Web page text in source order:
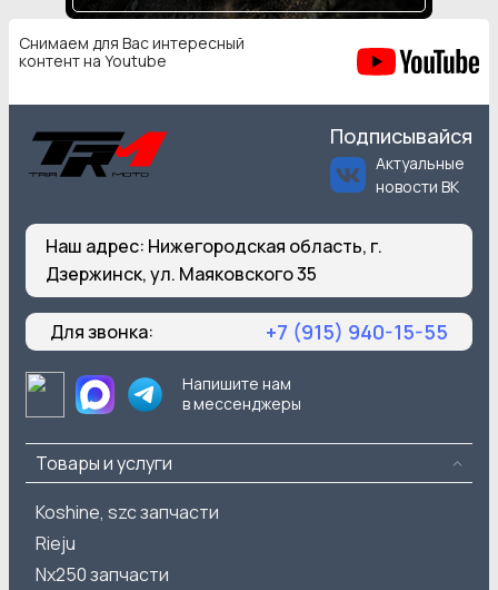
Снимаем для Вас интересный
контент на Youtube
Подписывайся
Актуальные
новости ВК
Наш адрес: Нижегородская область, г.
Дзержинск, ул. Маяковского 35
Для звонка: +7 (915) 940-15-55
Напишите нам
в мессенджеры
Товары и услуги
Koshine, szc запчасти
Rieju
Nx250 запчасти